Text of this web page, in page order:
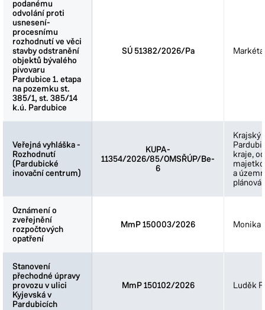
podanému
odvolání proti
usnesení-
procesnímu
rozhodnutí ve věci
stavby odstranění
objektů bývalého
pivovaru
Pardubice 1. etapa
na pozemku st.
385/1, st. 385/14
k.ú. Pardubice
SÚ 51382/2026/Pa
Veřejná vyhláška -
Rozhodnutí
(Pardubické
inovační centrum)
KUPA-
11354/2026/85/OMSŘÚP/Be-
6
Krajský
kraje,
a
Oznámení o
zveřejnění
rozpočtových
opatření
MmP 150003/2026 Monika
Stanovení
přechodné úpravy
provozu v ulici
Kyjevská v
Pardubicích
MmP 150102/2026 Luděk
podanému
odvolání proti
usnesení-
procesnímu
rozhodnutí ve věci
stavby odstranění
objektů bývalého
pivovaru
Pardubice 1. etapa
na pozemku st.
385/1, st. 385/14
k.ú. Pardubice
Veřejná vyhláška -
Rozhodnutí
(Pardubické
inovační centrum)
Oznámení o
zveřejnění
rozpočtových
opatření
Stanovení
přechodné úpravy
provozu v ulici
Kyjevská v
Pardubicích